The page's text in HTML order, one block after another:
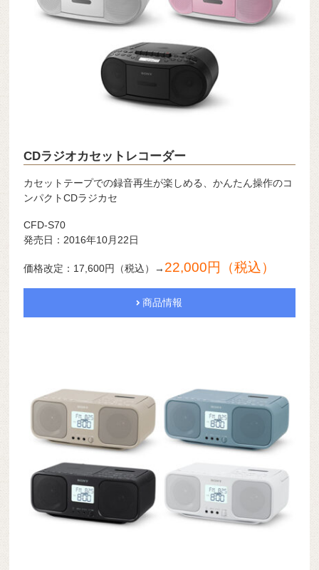
CDラジオカセットレコーダー
カセットテープでの録音再生が楽しめる、かんたん操作のコ
ンパクトCDラジカセ
CFD-S70
発売日：2016年10月22日
価格改定：17,600円（税込）→ 22,000円（税込）
商品情報